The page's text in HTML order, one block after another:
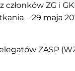
ZG i
– 29 maja
ZASP